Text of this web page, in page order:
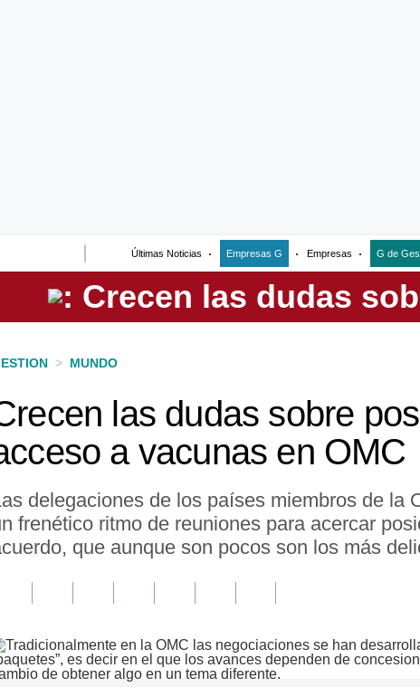
Últimas Noticias Empresas G Empresas G de
> MUNDO
las dudas sobre
a vacunas en OMC
delegaciones de los países miembros de la
frenético ritmo de reuniones para acercar
que aunque son pocos son los más